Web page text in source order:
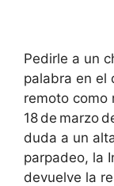
Pedirle a un
palabra en el
remoto como
18 de marzo
duda a un
parpadeo, la
devuelve la